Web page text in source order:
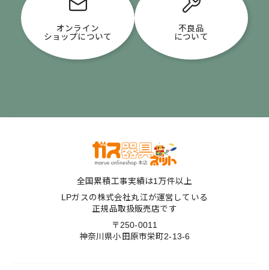
オンライン
ショップについて
不良品
について
全国累積工事実績は1万件以上
LPガスの株式会社丸江が運営している
正規品取扱販売店です
〒250-0011
神奈川県小田原市栄町2-13-6